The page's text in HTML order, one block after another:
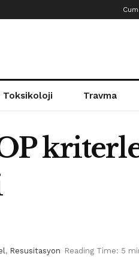
Toksikoloji Travma
, Resusitasyon Reading Time: 5